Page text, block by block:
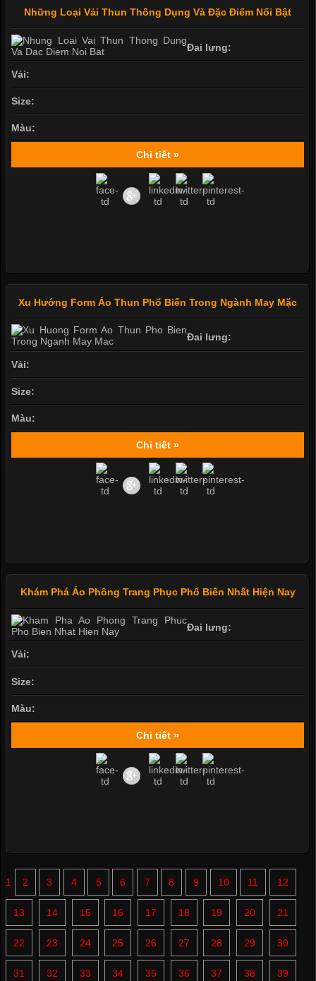
Những Loại Vải Thun Thông Dụng Và Đặc Điểm Nổi Bật
Đai lưng:
Vải:
Size:
Màu:
Chi tiết »
Xu Hướng Form Áo Thun Phổ Biến Trong Ngành May Mặc
Đai lưng:
Vải:
Size:
Màu:
Chi tiết »
Khám Phá Áo Phông Trang Phục Phổ Biến Nhất Hiện Nay
Đai lưng:
Vải:
Size:
Màu:
Chi tiết »
1 2 3 4 5 6 7 8 9 10 11 12
13 14 15 16 17 18 19 20 21
22 23 24 25 26 27 28 29 30
31 32 33 34 35 36 37 38 39